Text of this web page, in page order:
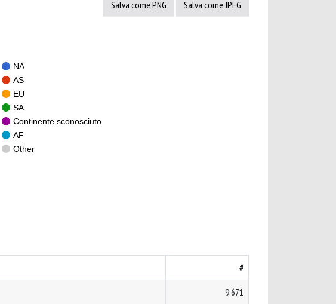
Salva come PNG Salva come JPEG
NA
AS
EU
SA
Continente sconosciuto
AF
Other
#
9.671